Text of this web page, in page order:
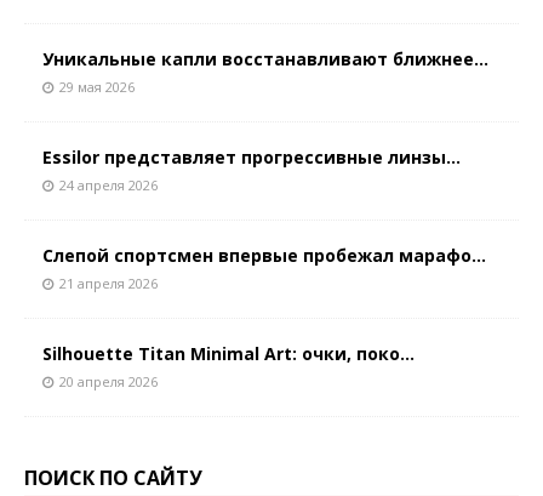
Уникальные капли восстанавливают ближнее...
29 мая 2026
Essilor представляет прогрессивные линзы...
24 апреля 2026
Слепой спортсмен впервые пробежал марафо...
21 апреля 2026
Silhouette Titan Minimal Art: очки, поко...
20 апреля 2026
ПОИСК ПО САЙТУ